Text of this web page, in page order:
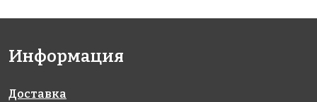
Информация
Доставка